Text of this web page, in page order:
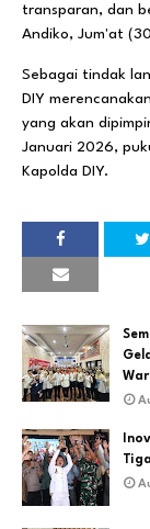
transparan, dan
Andiko, Jum'at
Sebagai tindak
DIY
yang akan
Januari 2026,
Kapolda DIY.